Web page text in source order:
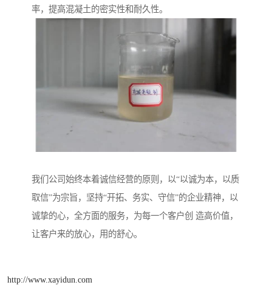
率，提高混凝土的密实性和耐久性。
我们公司始终本着诚信经营的原则，以“以诚为本，以质
取信”为宗旨，坚持“开拓、务实、守信”的企业精神，以
诚挚的心，全方面的服务，为每一个客户创 造高价值，
让客户来的放心，用的舒心。
http://www.xayidun.com